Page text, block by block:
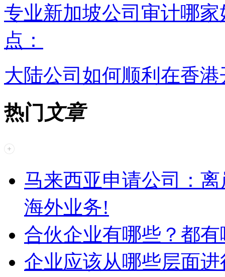
专业新加坡公司审计哪
点：
大陆公司如何顺利在香
热门 文章
马来西亚申请公司：
海外业务!
合伙企业有哪些？都
企业应该从哪些层面